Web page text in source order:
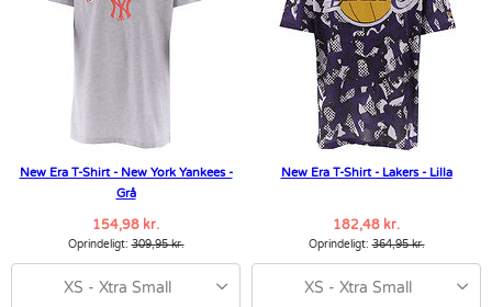
New Era T-Shirt - New York Yankees -
Grå
154,98 kr.
Oprindeligt:309,95 kr.
XS - Xtra Small
New Era T-Shirt - Lakers - Lilla
182,48 kr.
Oprindeligt:364,95 kr.
XS - Xtra Small